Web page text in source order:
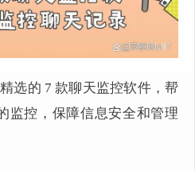
选的 7 款聊天监控软件，帮
监控，保障信息安全和管理